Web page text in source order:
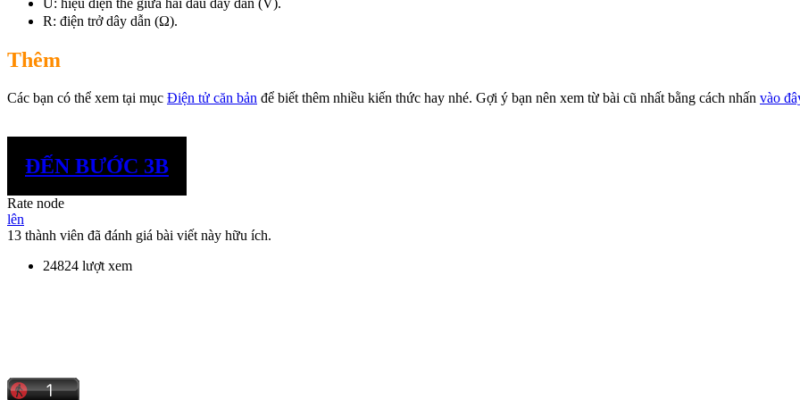
R: điện trở dây dẫn (Ω).
Thêm
Các bạn có thể xem tại mục Điện tử căn bản để biết thêm nhiều kiến thức hay nhé. Gợi ý bạn nên xem từ bài cũ nhất bằng cách nhấn vào
ĐẾN BƯỚC 3B
Rate node
lên
13 thành viên đã đánh giá bài viết này hữu ích.
24824 lượt xem